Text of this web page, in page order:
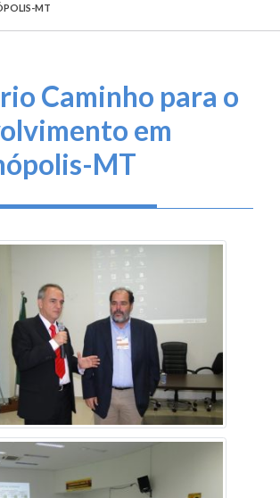
MT
Caminho para o
em
MT